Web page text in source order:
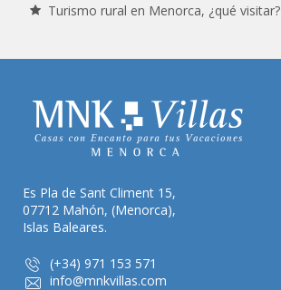
Turismo rural en Menorca, ¿qué visitar?
Es Pla de Sant Climent 15,
07712 Mahón, (Menorca),
Islas Baleares.
(+34) 971 153 571
info@mnkvillas.com